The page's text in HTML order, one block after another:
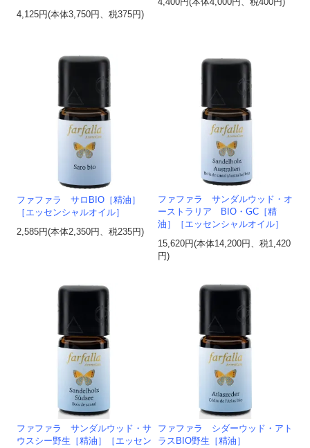
4,125円(本体3,750円、税375円)
4,400円(本体4,000円、税400円)
ファファラ サロBIO［精油］
［エッセンシャルオイル］
2,585円(本体2,350円、税235円)
ファファラ サンダルウッド・オ
ーストラリア BIO・GC［精
油］［エッセンシャルオイル］
15,620円(本体14,200円、税1,420
円)
ファファラ サンダルウッド・サ
ウスシー野生［精油］［エッセン
ファファラ シダーウッド・アト
ラスBIO野生［精油］